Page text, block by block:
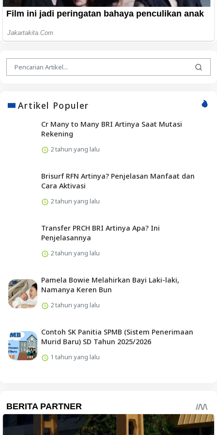
Artikel Populer
Cr Many to Many BRI Artinya Saat Mutasi
Rekening
2 tahun yang lalu
Brisurf RFN Artinya? Penjelasan Manfaat dan
Cara Aktivasi
2 tahun yang lalu
Transfer PRCH BRI Artinya Apa? Ini
Penjelasannya
2 tahun yang lalu
Pamela Bowie Melahirkan Bayi Laki-laki,
Namanya Keren Bun
2 tahun yang lalu
Contoh SK Panitia SPMB (Sistem Penerimaan
Murid Baru) SD Tahun 2025/2026
1 tahun yang lalu